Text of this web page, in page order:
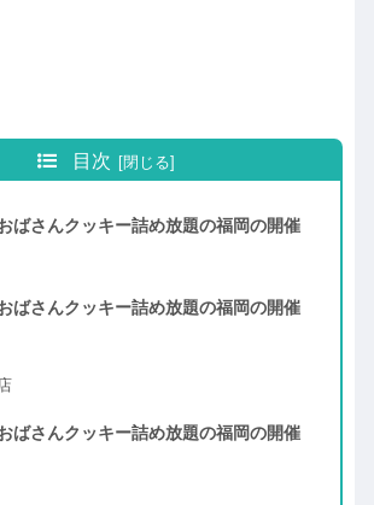
目次
ばさんクッキー詰め放題の福岡の開催
ばさんクッキー詰め放題の福岡の開催
ばさんクッキー詰め放題の福岡の開催